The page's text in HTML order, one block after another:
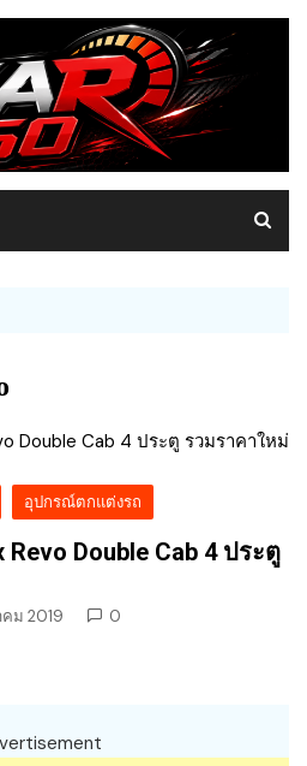
อุปกรณ์ตกแต่งรถ
Double Cab 4 ประตู
ม 2019 0